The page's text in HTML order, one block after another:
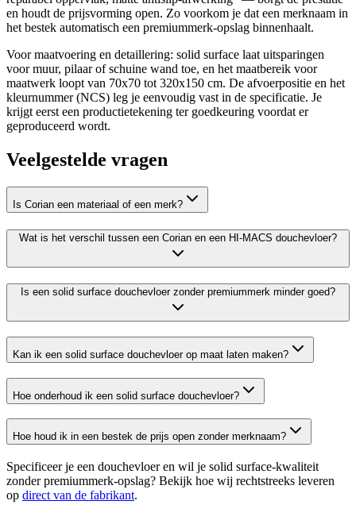
en houdt de prijsvorming open. Zo voorkom je dat een merknaam in
het bestek automatisch een premiummerk-opslag binnenhaalt.
Voor maatvoering en detaillering: solid surface laat uitsparingen
voor muur, pilaar of schuine wand toe, en het maatbereik voor
maatwerk loopt van 70x70 tot 320x150 cm. De afvoerpositie en het
kleurnummer (NCS) leg je eenvoudig vast in de specificatie. Je
krijgt eerst een productietekening ter goedkeuring voordat er
geproduceerd wordt.
Veelgestelde vragen
Is Corian een materiaal of een merk?
Wat is het verschil tussen een Corian en een HI-MACS douchevloer?
Is een solid surface douchevloer zonder premiummerk minder goed?
Kan ik een solid surface douchevloer op maat laten maken?
Hoe onderhoud ik een solid surface douchevloer?
Hoe houd ik in een bestek de prijs open zonder merknaam?
Specificeer je een douchevloer en wil je solid surface-kwaliteit
zonder premiummerk-opslag? Bekijk hoe wij rechtstreeks leveren
op direct van de fabrikant.